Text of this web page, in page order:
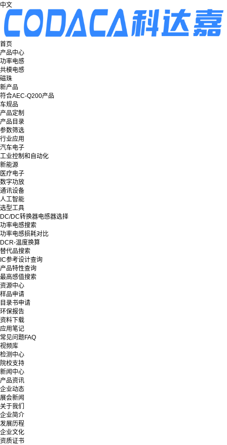
中文
首页
产品中心
功率电感
共模电感
磁珠
新产品
符合AEC-Q200产品
车规品
产品定制
产品目录
参数筛选
行业应用
汽车电子
工业控制和自动化
新能源
医疗电子
数字功放
通讯设备
人工智能
选型工具
DC/DC转换器电感器选择
功率电感搜索
功率电感损耗对比
DCR-温度换算
替代品搜索
IC参考设计查询
产品特性查询
最高感值搜索
资源中心
样品申请
目录书申请
环保报告
资料下载
应用笔记
常见问题FAQ
视频库
检测中心
院校支持
新闻中心
产品资讯
企业动态
展会新闻
关于我们
企业简介
发展历程
企业文化
资质证书